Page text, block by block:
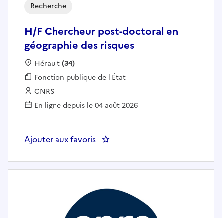
H/F Chercheur post-doctoral en
géographie des risques
Recherche
Localisation :
Hérault(34)
Fonction publique :
Fonction publique de l'État
Employeur :
CNRS
En ligne depuis le 04 août 2026
Ajouter aux favoris : H/F Chercheur post-doctoral